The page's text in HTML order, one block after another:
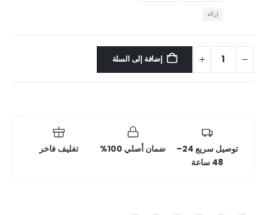
إزالة
إضافة إلى السلة
توصيل سريع 24–
48 ساعة
ضمان أصلي 100% تغليف فاخر